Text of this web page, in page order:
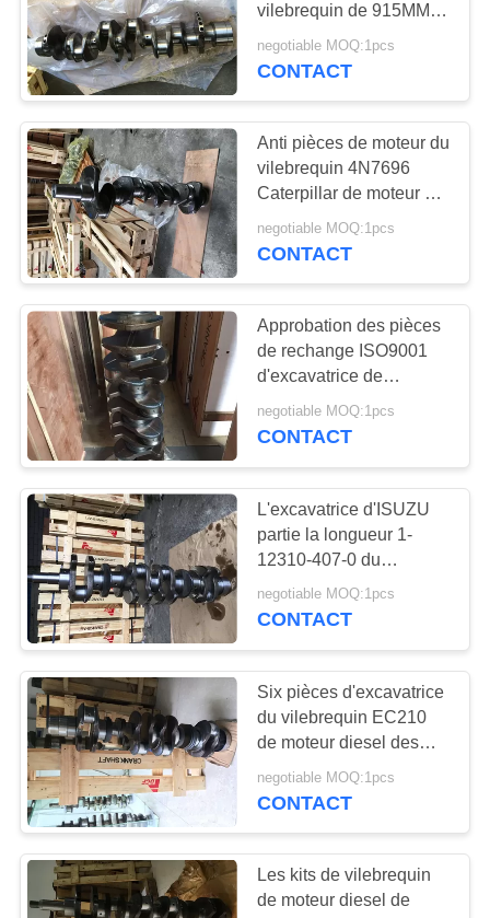
vilebrequin de
moteur diesel
du moteur diesel
Plat hydraulique de
valve
13
Valve d'excavatrice
20
vilebrequin de 915MM
Isuzu 8-94396373-4
ZAX330-3
negotiable MOQ:1pcs
CONTACT
Anti pièces de moteur du
vilebrequin 4N7696
Caterpillar de moteur de
voiture de corrosion
negotiable MOQ:1pcs
CONTACT
Approbation des pièces
de rechange ISO9001
d'excavatrice de
vilebrequin de des biens
240
negotiable MOQ:1pcs
CONTACT
L'excavatrice d'ISUZU
partie la longueur 1-
12310-407-0 du
vilebrequin 889mm de
moteur diesel
negotiable MOQ:1pcs
CONTACT
Six pièces d'excavatrice
du vilebrequin EC210
de moteur diesel des
cylindres D6D
negotiable MOQ:1pcs
CONTACT
Les kits de vilebrequin
de moteur diesel de